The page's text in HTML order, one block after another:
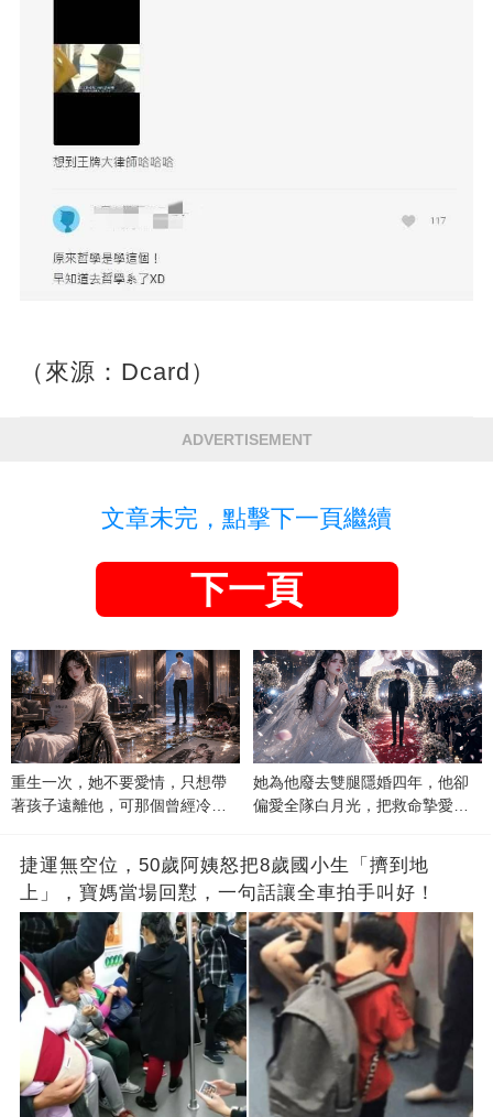
（來源：Dcard）
ADVERTISEMENT
文章未完，點擊下一頁繼續
下一頁
重生一次，她不要愛情，只想帶
著孩子遠離他，可那個曾經冷漠
她為他廢去雙腿隱婚四年，他卻
偏愛全隊白月光，把救命摯愛當
捷運無空位，50歲阿姨怒把8歲國小生「擠到地
上」，寶媽當場回懟，一句話讓全車拍手叫好！